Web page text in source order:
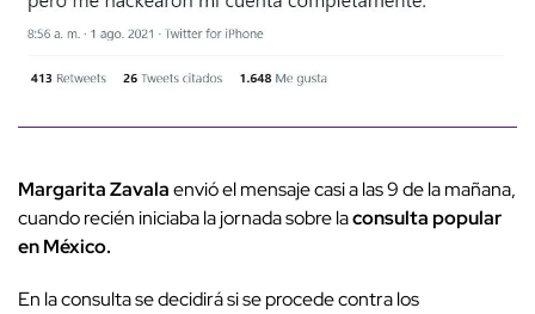
Margarita Zavalaenvió el mensaje casi a las 9 de la mañana,
cuando recién iniciaba la jornada sobre laconsulta popular
en México.
En la consulta se decidirá si se procede contra los